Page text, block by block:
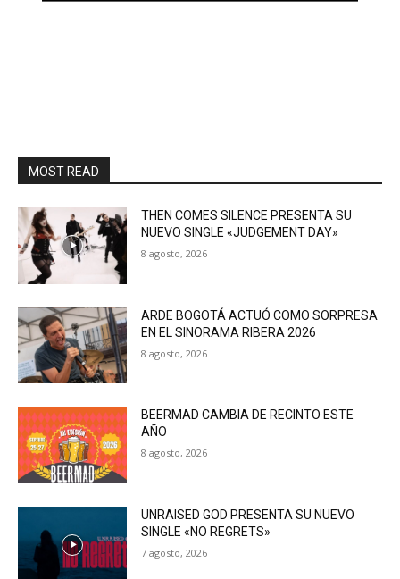
MOST READ
THEN COMES SILENCE PRESENTA SU
NUEVO SINGLE «JUDGEMENT DAY»
8 agosto, 2026
ARDE BOGOTÁ ACTUÓ COMO SORPRESA
EN EL SINORAMA RIBERA 2026
8 agosto, 2026
BEERMAD CAMBIA DE RECINTO ESTE
AÑO
8 agosto, 2026
UNRAISED GOD PRESENTA SU NUEVO
SINGLE «NO REGRETS»
7 agosto, 2026